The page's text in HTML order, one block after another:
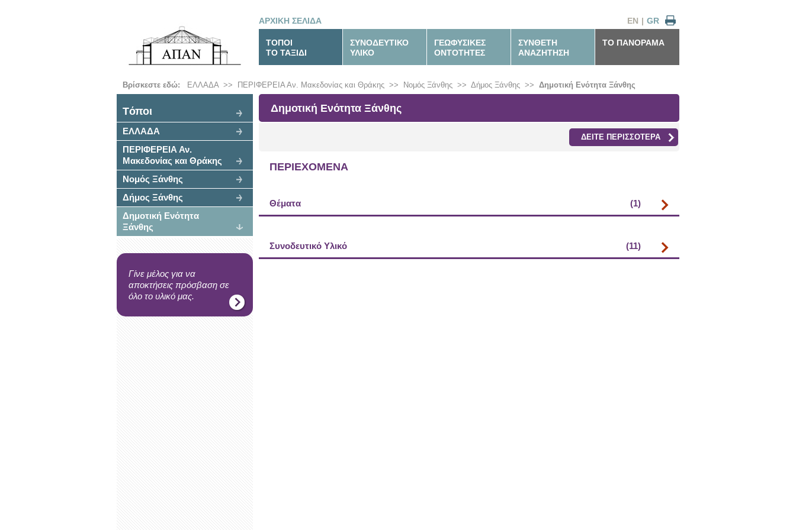
ΑΡΧΙΚΗ ΣΕΛΙΔΑ GR
|
EN
ΤΟΠΟΙ
ΤΟ ΤΑΞΙΔΙ
ΣΥΝΟΔΕΥΤΙΚΟ
ΥΛΙΚΟ
ΓΕΩΦΥΣΙΚΕΣ
ΟΝΤΟΤΗΤΕΣ
ΣΥΝΘΕΤΗ
ΑΝΑΖΗΤΗΣΗ
ΤΟ ΠΑΝΟΡΑΜΑ
Βρίσκεστε εδώ: ΕΛΛΑΔΑ>> ΠΕΡΙΦΕΡΕΙΑ Αν. Μακεδονίας και Θράκης >> Νομός Ξάνθης >> Δήμος Ξάνθης >> Δημοτική Ενότητα Ξάνθης
Tόποι
ΕΛΛΑΔΑ
ΠΕΡΙΦΕΡΕΙΑ Αν.
Μακεδονίας και Θράκης
Νομός Ξάνθης
Δήμος Ξάνθης
Δημοτική Ενότητα
Ξάνθης
Γίνε μέλος για να
αποκτήσεις πρόσβαση σε
όλο το υλικό μας.
Δημοτική Ενότητα Ξάνθης
ΔΕΙΤΕ ΠΕΡΙΣΣΟΤΕΡΑ
ΠΕΡΙΕΧΟΜΕΝΑ
Θέματα (1)
Συνοδευτικό Υλικό (11)